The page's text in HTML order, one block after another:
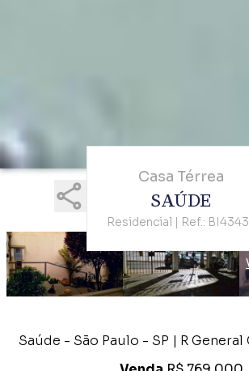
Casa Térrea
SAÚDE
Residencial | Ref.:
Saúde - São Paulo - SP | R General